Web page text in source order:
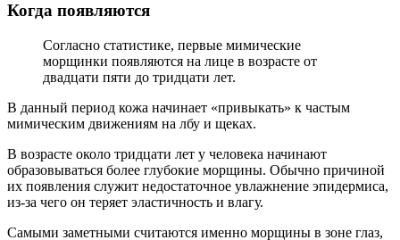
Когда появляются
Согласно статистике, первые мимические
морщинки появляются на лице в возрасте от
двадцати пяти до тридцати лет.
В данный период кожа начинает «привыкать» к частым
мимическим движениям на лбу и щеках.
В возрасте около тридцати лет у человека начинают
образовываться более глубокие морщины. Обычно причиной
их появления служит недостаточное увлажнение эпидермиса,
из-за чего он теряет эластичность и влагу.
Самыми заметными считаются именно морщины в зоне глаз,